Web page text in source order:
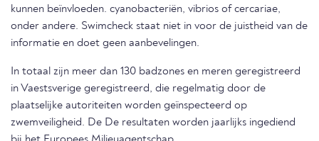
kunnen beïnvloeden. cyanobacteriën, vibrios of cercariae,
onder andere. Swimcheck staat niet in voor de juistheid van de
informatie en doet geen aanbevelingen.
In totaal zijn meer dan 130 badzones en meren geregistreerd
in Vaestsverige geregistreerd, die regelmatig door de
plaatselijke autoriteiten worden geïnspecteerd op
zwemveiligheid. De De resultaten worden jaarlijks ingediend